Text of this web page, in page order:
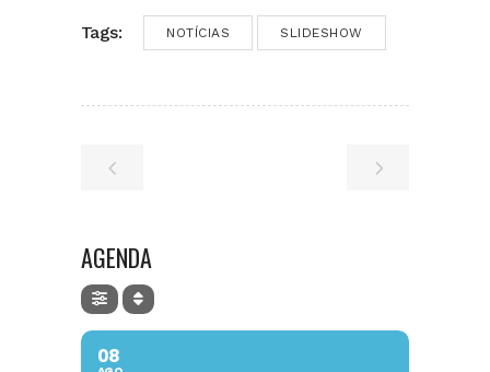
Tags: NOTÍCIAS SLIDESHOW
AGENDA
08